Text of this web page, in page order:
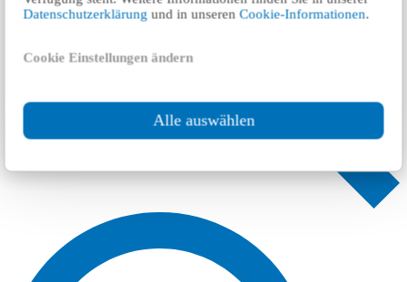
Datenschutzerklärung und in unserenCookie-Informationen.
Cookie Einstellungen ändern
Alle auswählen